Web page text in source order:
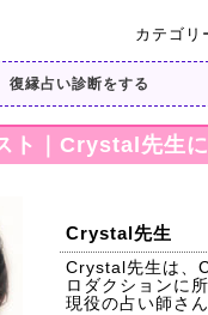
カテゴリ
復縁占い診断をする
ト｜Crystal先生
Crystal先生
Crystal先生は、
ロダクションに
現役の占い師さん